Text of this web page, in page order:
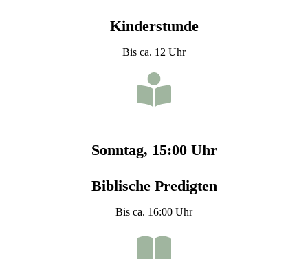
Kinderstunde
Bis ca. 12 Uhr
Sonntag, 15:00 Uhr
Biblische Predigten
Bis ca. 16:00 Uhr